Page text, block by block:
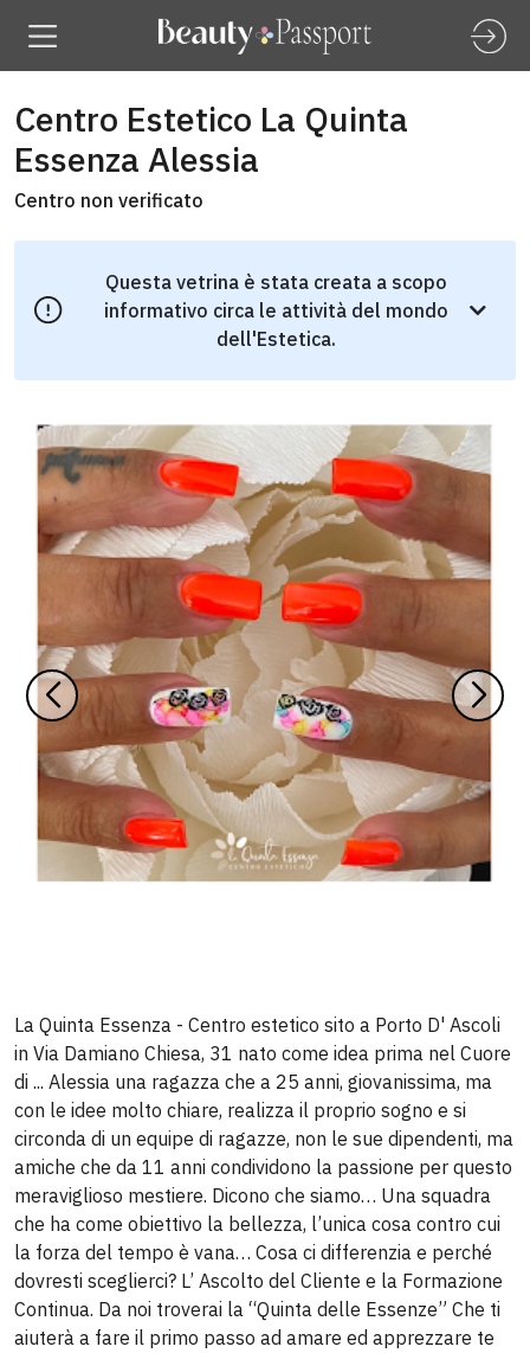
Centro Estetico La Quinta
Essenza Alessia
Centro non verificato
Questa vetrina è stata creata a scopo
informativo circa le attività del mondo
dell'Estetica.
La Quinta Essenza - Centro estetico sito a Porto D' Ascoli
in Via Damiano Chiesa, 31 nato come idea prima nel Cuore
di ... Alessia una ragazza che a 25 anni, giovanissima, ma
con le idee molto chiare, realizza il proprio sogno e si
circonda di un equipe di ragazze, non le sue dipendenti, ma
amiche che da 11 anni condividono la passione per questo
meraviglioso mestiere. Dicono che siamo… Una squadra
che ha come obiettivo la bellezza, l’unica cosa contro cui
la forza del tempo è vana… Cosa ci differenzia e perché
dovresti sceglierci? L’ Ascolto del Cliente e la Formazione
Continua. Da noi troverai la “Quinta delle Essenze” Che ti
aiuterà a fare il primo passo ad amare ed apprezzare te